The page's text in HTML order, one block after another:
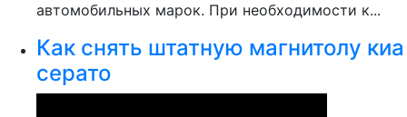
автомобильных марок. При необходимости к...
Как снять штатную магнитолу киа
серато